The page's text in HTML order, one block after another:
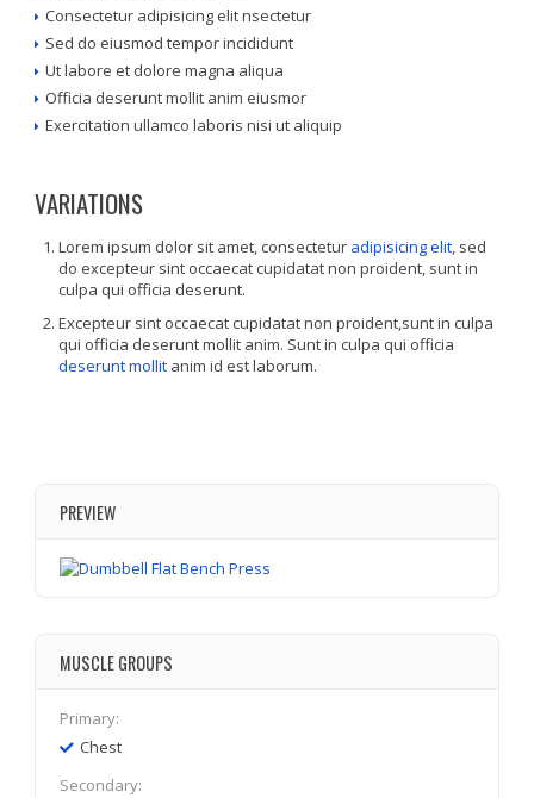
Consectetur adipisicing elit nsectetur
Sed do eiusmod tempor incididunt
Ut labore et dolore magna aliqua
Officia deserunt mollit anim eiusmor
Exercitation ullamco laboris nisi ut aliquip
VARIATIONS
Lorem ipsum dolor sit amet, consectetur adipisicing elit, sed
do excepteur sint occaecat cupidatat non proident, sunt in
culpa qui officia deserunt.
Excepteur sint occaecat cupidatat non proident,sunt in culpa
qui officia deserunt mollit anim. Sunt in culpa qui officia
deserunt mollit anim id est laborum.
PREVIEW
MUSCLE GROUPS
Primary:
Chest
Secondary: